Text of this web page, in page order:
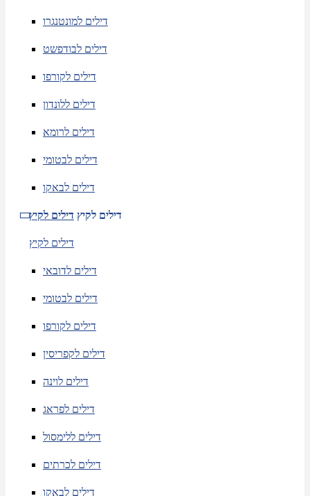
דילים למונטנגרו
דילים לבודפשט
דילים לקורפו
דילים ללונדון
דילים לרומא
דילים לבטומי
דילים לבאקו
דילים לקיץ דילים לקיץ
דילים לקיץ
דילים לדובאי
דילים לבטומי
דילים לקורפו
דילים לקפריסין
דילים לוינה
דילים לפראג
דילים ללימסול
דילים לכרתים
דילים לבאקו